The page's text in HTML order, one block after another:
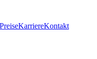
PreiseKarriereKontakt